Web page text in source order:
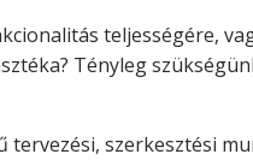
teljességére,
Tényleg
szerkesztési